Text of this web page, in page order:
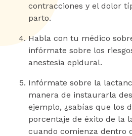
contracciones y el dolor
parto.
Habla con tu médico
infórmate sobre los
anestesia epidural.
Infórmate sobre la
manera de instaurarla
ejemplo, ¿sabías que los
porcentaje de éxito de la
cuando comienza dentro